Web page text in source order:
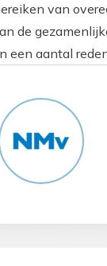
van
de
een aantal
gekozen bij
conflicten:
communicatie.
en biedt een
om
formele en vaak